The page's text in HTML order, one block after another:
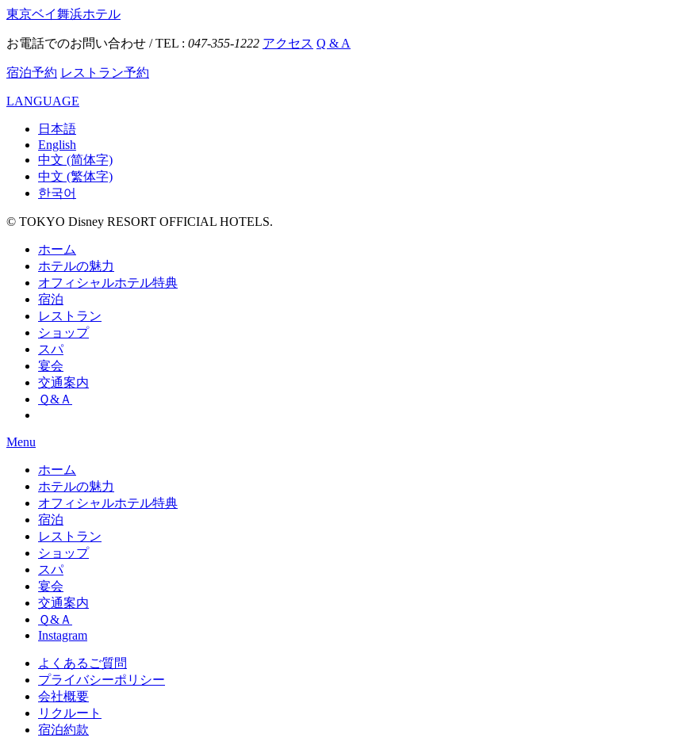
東京ベイ舞浜ホテル
お電話でのお問い合わせ / TEL : 047-355-1222 アクセス Q & A
宿泊予約 レストラン予約
LANGUAGE
日本語
English
中文 (简体字)
中文 (繁体字)
한국어
© TOKYO Disney RESORT OFFICIAL HOTELS.
ホーム
ホテルの魅力
オフィシャルホテル特典
宿泊
レストラン
ショップ
スパ
宴会
交通案内
Ｑ&Ａ
Menu
ホーム
ホテルの魅力
オフィシャルホテル特典
宿泊
レストラン
ショップ
スパ
宴会
交通案内
Ｑ&Ａ
Instagram
よくあるご質問
プライバシーポリシー
会社概要
リクルート
宿泊約款